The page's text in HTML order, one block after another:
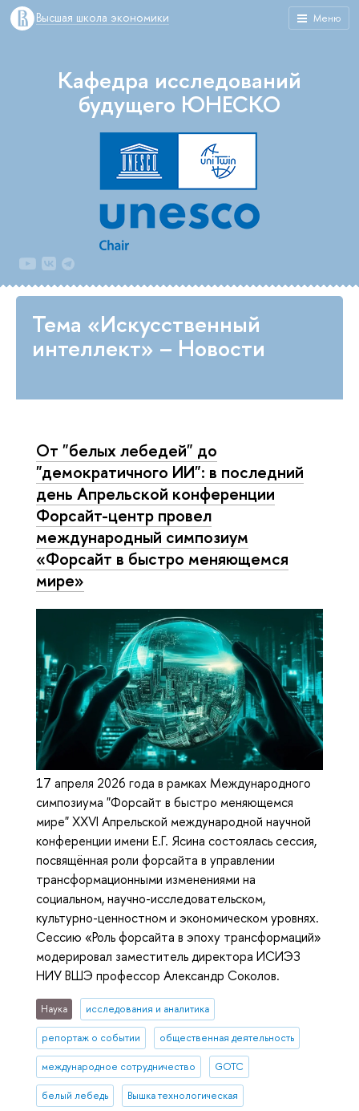
Меню
Высшая школа экономики
Кафедра исследований
будущего ЮНЕСКО
Тема «Искусственный
интеллект» – Новости
От "белых лебедей" до
"демократичного ИИ": в последний
день Апрельской конференции
Форсайт-центр провел
международный симпозиум
«Форсайт в быстро меняющемся
мире»
17 апреля 2026 года в рамках Международного
симпозиума "Форсайт в быстро меняющемся
мире" XXVI Апрельской международной научной
конференции имени Е.Г. Ясина состоялась сессия,
посвящённая роли форсайта в управлении
трансформационными изменениями на
социальном, научно-исследовательском,
культурно-ценностном и экономическом уровнях.
Сессию «Роль форсайта в эпоху трансформаций»
модерировал заместитель директора ИСИЭЗ
НИУ ВШЭ профессор Александр Соколов.
Наука исследования и аналитика
репортаж о событии общественная деятельность
международное сотрудничество GOTC
белый лебедь Вышка технологическая